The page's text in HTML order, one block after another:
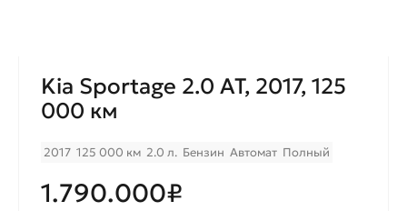
Kia Sportage 2.0 AT, 2017, 125
000 км
2017 125 000 км 2.0 л. Бензин Автомат Полный
1.790.000₽